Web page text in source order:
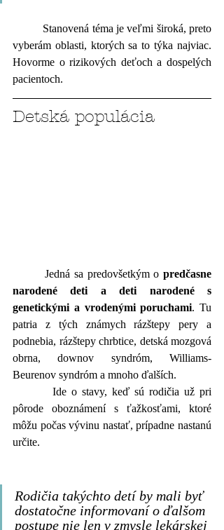
vyberám oblasti, ktorých sa to týka najviac.
Hovorme o rizikových deťoch a dospelých
pacientoch.
Detská populácia
Jedná sa predovšetkým o predčasne
narodené deti a deti narodené s
genetickými a vrodenými poruchami. Tu
patria z tých známych rázštepy pery a
podnebia, rázštepy chrbtice, detská mozgová
obrna, downov syndróm, Williams-
Beurenov syndróm a mnoho ďalších.
pôrode oboznámení s ťažkosťami, ktoré
môžu počas vývinu nastať, prípadne nastanú
určite.
Rodičia takýchto detí by mali byť
dostatočne informovaní o ďalšom
postupe nie len v zmysle lekárskej